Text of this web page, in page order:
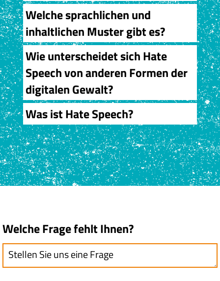
Welche sprachlichen und
inhaltlichen Muster gibt es?
Wie unterscheidet sich Hate
Speech von anderen Formen der
digitalen Gewalt?
Was ist Hate Speech?
Welche Frage fehlt Ihnen?